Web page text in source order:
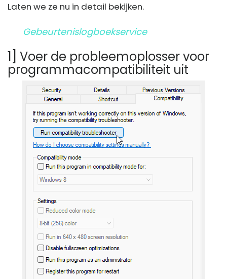
Laten we ze nu in detail bekijken.
Gebeurtenislogboekservice
1] Voer de probleemoplosser voor
programmacompatibiliteit uit